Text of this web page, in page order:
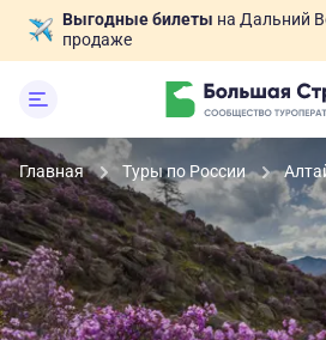
Выгодные билеты на Дальний
продаже
Главная Туры по России